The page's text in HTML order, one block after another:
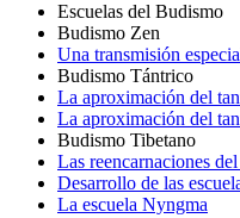
Escuelas del Budismo
Budismo Zen
Una transmisión
Budismo Tántrico
La aproximación del
La aproximación del
Budismo Tibetano
Las reencarnaciones
Desarrollo de las
La escuela Nyngma